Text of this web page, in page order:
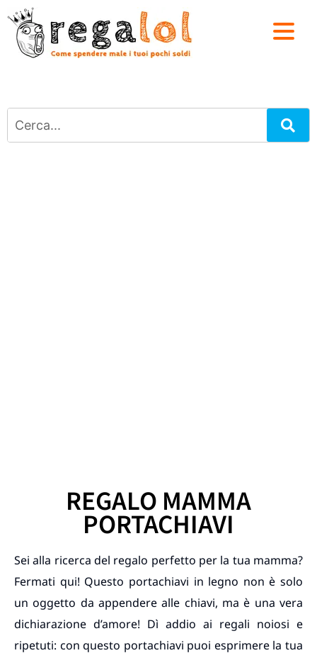
REGALO MAMMA
PORTACHIAVI
Sei alla ricerca del regalo perfetto per la tua mamma?
Fermati qui! Questo portachiavi in legno non è solo
un oggetto da appendere alle chiavi, ma è una vera
dichiarazione d’amore! Dì addio ai regali noiosi e
ripetuti: con questo portachiavi puoi esprimere la tua